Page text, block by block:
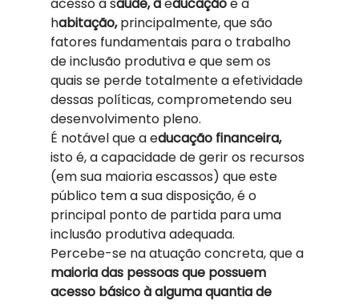
habitação, principalmente, que são
fatores fundamentais para o trabalho
de inclusão produtiva e que sem os
quais se perde totalmente a efetividade
dessas políticas, comprometendo seu
desenvolvimento pleno.
É notável que a educação financeira,
isto é, a capacidade de gerir os recursos
(em sua maioria escassos) que este
público tem a sua disposição, é o
principal ponto de partida para uma
inclusão produtiva adequada.
Percebe-se na atuação concreta, que a
maioria das pessoas que possuem
acesso básico à alguma quantia de